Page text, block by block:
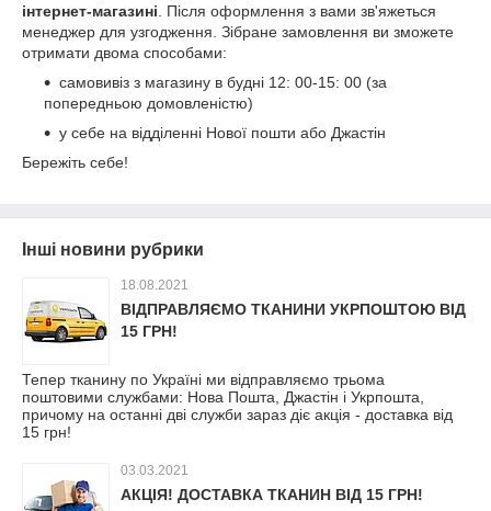
інтернет-магазині . Після оформлення з вами зв'яжеться
менеджер для узгодження. Зібране замовлення ви зможете
отримати двома способами:
самовивіз з магазину в будні 12: 00-15: 00 (за
попередньою домовленістю)
у себе на відділенні Нової пошти або Джастін
Бережіть себе!
Інші новини рубрики
18.08.2021
ВІДПРАВЛЯЄМО ТКАНИНИ УКРПОШТОЮ ВІД
15 ГРН!
Тепер тканину по Україні ми відправляємо трьома
поштовими службами: Нова Пошта, Джастін і Укрпошта,
причому на останні дві служби зараз діє акція - доставка від
15 грн!
03.03.2021
АКЦІЯ! ДОСТАВКА ТКАНИН ВІД 15 ГРН!